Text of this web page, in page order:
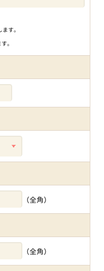
す。
。
（全角）
（全角）